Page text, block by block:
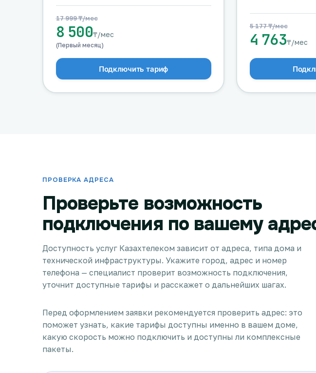
17 999 ₸/мес
8 500₸/мес
(Первый месяц)
Подключить тариф
5 177 ₸/мес
4 763₸/мес
ПРОВЕРКА АДРЕСА
Проверьте возможность
подключения по вашему
Доступность услуг Казахтелеком зависит от адреса, типа дома и
технической инфраструктуры. Укажите город, адрес и номер
телефона — специалист проверит возможность подключения,
уточнит доступные тарифы и расскажет о дальнейших шагах.
Перед оформлением заявки рекомендуется проверить адрес: это
поможет узнать, какие тарифы доступны именно в вашем доме,
какую скорость можно подключить и доступны ли комплексные
пакеты.